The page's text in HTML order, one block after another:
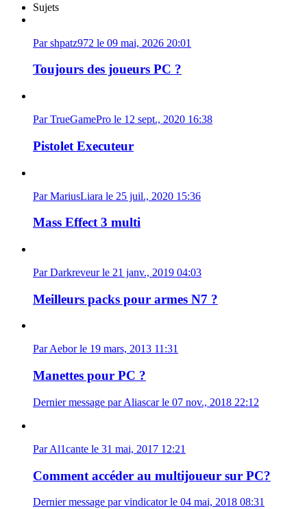
Sujets
Par shpatz972 le 09 mai, 2026 20:01
Toujours des joueurs PC ?
Par TrueGamePro le 12 sept., 2020 16:38
Pistolet Executeur
Par MariusLiara le 25 juil., 2020 15:36
Mass Effect 3 multi
Par Darkreveur le 21 janv., 2019 04:03
Meilleurs packs pour armes N7 ?
Par Aebor le 19 mars, 2013 11:31
Manettes pour PC ?
Dernier message par Aliascar le 07 nov., 2018 22:12
Par Al1cante le 31 mai, 2017 12:21
Comment accéder au multijoueur sur PC?
Dernier message par vindicator le 04 mai, 2018 08:31